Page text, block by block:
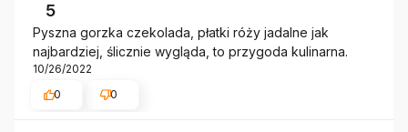
5
Pyszna gorzka czekolada, płatki róży jadalne jak
najbardziej, ślicznie wygląda, to przygoda kulinarna.
10/26/2022
0
0